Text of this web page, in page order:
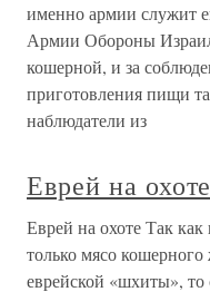
именно армии служит
Армии Обороны
кошерной, и за
приготовления пищи
наблюдатели из
Еврей на охоте
Еврей на охоте Так
только мясо
еврейской «шхиты», то